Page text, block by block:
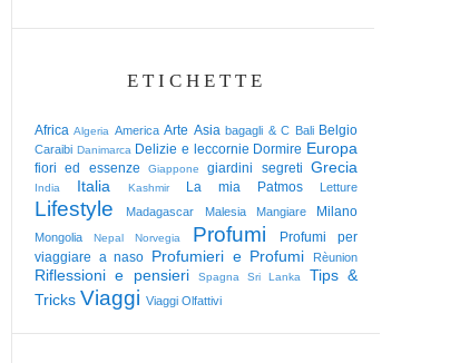
ETICHETTE
Africa Algeria America Arte Asia bagagli & C Bali Belgio
Caraibi Danimarca Delizie e leccornie Dormire Europa
fiori ed essenze Giappone giardini segreti Grecia
India Italia Kashmir La mia Patmos Letture
Lifestyle Madagascar Malesia Mangiare Milano
Mongolia Nepal Norvegia Profumi
Profumi per
viaggiare a naso Profumieri e Profumi Rèunion
Riflessioni e pensieri Spagna Sri Lanka
Tips &
Tricks Viaggi Viaggi Olfattivi